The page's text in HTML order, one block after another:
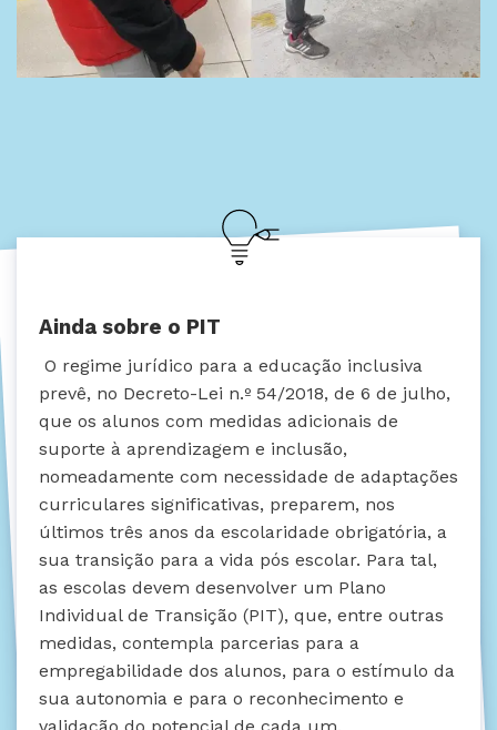
Ainda sobre o PIT
O regime jurídico para a educação inclusiva
prevê, no Decreto-Lei n.º 54/2018, de 6 de julho,
que os alunos com medidas adicionais de
suporte à aprendizagem e inclusão,
nomeadamente com necessidade de adaptações
curriculares significativas, preparem, nos
últimos três anos da escolaridade obrigatória, a
sua transição para a vida pós escolar. Para tal,
as escolas devem desenvolver um Plano
Individual de Transição (PIT), que, entre outras
medidas, contempla parcerias para a
empregabilidade dos alunos, para o estímulo da
sua autonomia e para o reconhecimento e
validação do potencial de cada um.